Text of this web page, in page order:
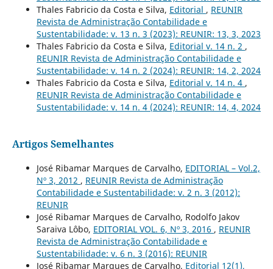
Thales Fabricio da Costa e Silva, Editorial , REUNIR
Revista de Administração Contabilidade e
Sustentabilidade: v. 13 n. 3 (2023): REUNIR: 13, 3, 2023
Thales Fabricio da Costa e Silva, Editorial v. 14 n. 2 ,
REUNIR Revista de Administração Contabilidade e
Sustentabilidade: v. 14 n. 2 (2024): REUNIR: 14, 2, 2024
Thales Fabricio da Costa e Silva, Editorial v. 14 n. 4 ,
REUNIR Revista de Administração Contabilidade e
Sustentabilidade: v. 14 n. 4 (2024): REUNIR: 14, 4, 2024
Artigos Semelhantes
José Ribamar Marques de Carvalho, EDITORIAL – Vol.2,
Nº 3, 2012 , REUNIR Revista de Administração
Contabilidade e Sustentabilidade: v. 2 n. 3 (2012):
REUNIR
José Ribamar Marques de Carvalho, Rodolfo Jakov
Saraiva Lôbo, EDITORIAL VOL. 6, Nº 3, 2016 , REUNIR
Revista de Administração Contabilidade e
Sustentabilidade: v. 6 n. 3 (2016): REUNIR
José Ribamar Marques de Carvalho, Editorial 12(1),